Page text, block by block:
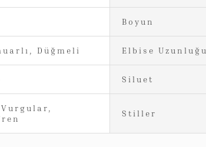
Boyun
Düğmeli Elbise Uzunluğu
Siluet
Stiller